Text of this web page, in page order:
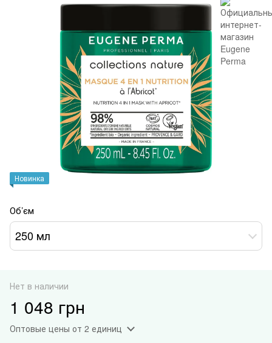
Новинка
Об’єм
250 мл
Нет в наличии
1 048 грн
Оптовые цены от 2 единиц